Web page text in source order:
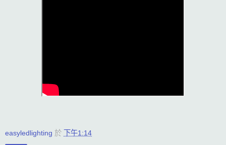
easyledlighting 於 下午1:14